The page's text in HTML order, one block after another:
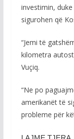
investimin,
sigurohen që
“Jemi të
kilometra
Vuçiq.
“Ne po
amerikanët të
probleme për